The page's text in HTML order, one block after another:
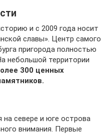
и с 2009 года носит
славы». Центр самого
пригорода полностью
небольшой территории
300 ценных
севере и юге острова
внимания. Первые